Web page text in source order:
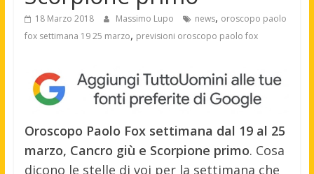
18 Marzo 2018 Massimo Lupo news, oroscopo paolo
fox settimana 19 25 marzo, previsioni oroscopo paolo fox
Oroscopo Paolo Fox settimana dal 19 al 25
marzo, Cancro giù e Scorpione primo. Cosa
dicono le stelle di voi per la settimana che